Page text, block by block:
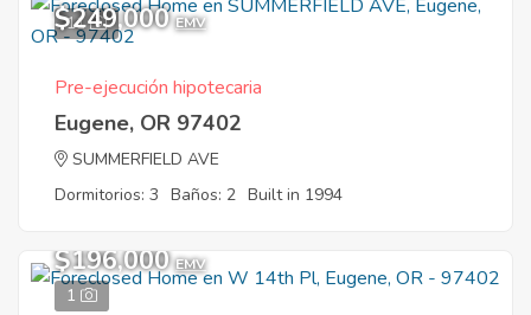
11
$249,000 EMV
Pre-ejecución hipotecaria
Eugene, OR 97402
SUMMERFIELD AVE
Dormitorios: 3 Baños: 2 Built in 1994
1
$196,000 EMV